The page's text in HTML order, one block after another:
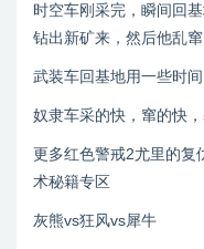
时空车刚采完，瞬间回
钻出新矿来，然后他乱窜
武装车回基地用一些时
奴隶车采的快，窜的快
更多红色警戒2尤里的复
术秘籍专区
灰熊vs狂风vs犀牛